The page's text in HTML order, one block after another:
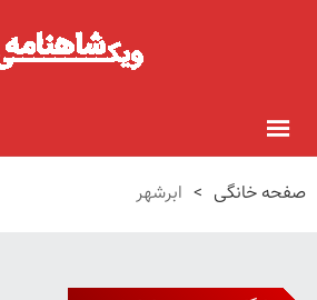
صفحه خانگی > ابرشهر